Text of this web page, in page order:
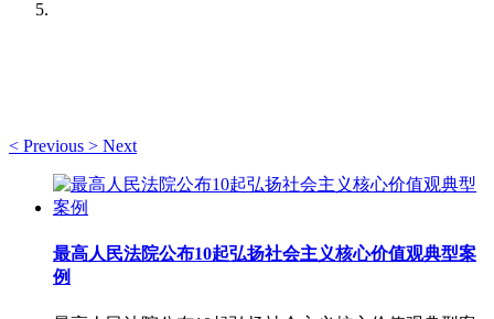
< Previous > Next
最高人民法院公布10起弘扬社会主义核心价值观典型案
例